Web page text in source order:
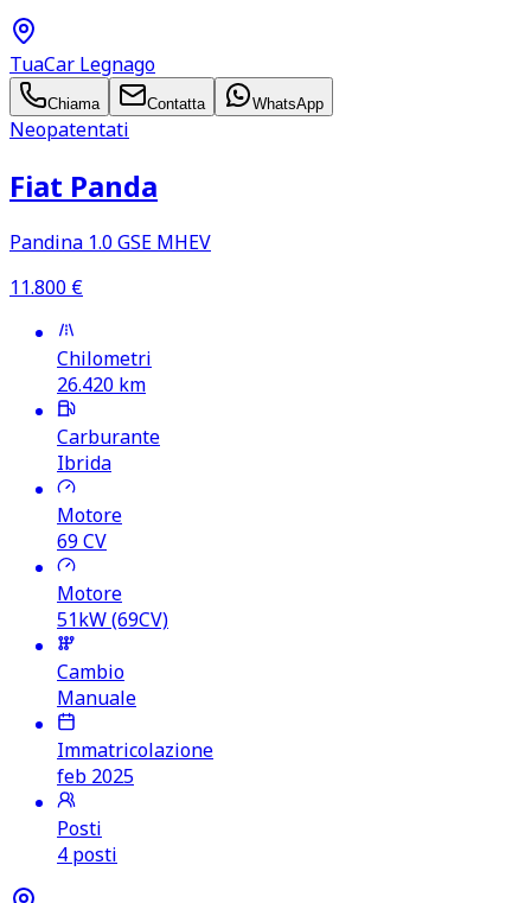
TuaCar Legnago
Chiama Contatta WhatsApp
Neopatentati
Fiat Panda
Pandina 1.0 GSE MHEV
11.800 €
Chilometri
26.420 km
Carburante
Ibrida
Motore
69CV
Motore
51kW (69CV)
Cambio
Manuale
Immatricolazione
feb 2025
Posti
4 posti